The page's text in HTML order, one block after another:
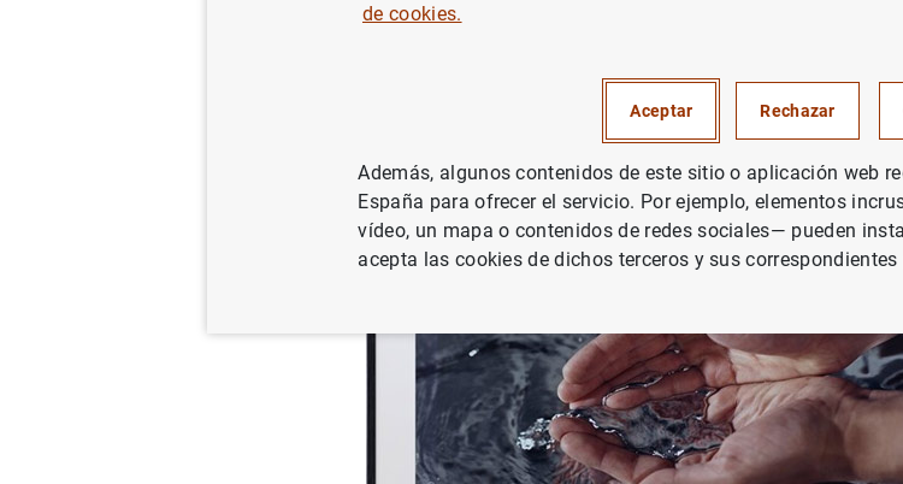
Gusmão y Paiva - Mercury
de cookies.
Aceptar Rechazar
Además, algunos contenidos de este sitio o aplicación web
España para ofrecer el servicio. Por ejemplo, elementos
vídeo, un mapa o contenidos de redes sociales— pueden
acepta las cookies de dichos terceros y sus